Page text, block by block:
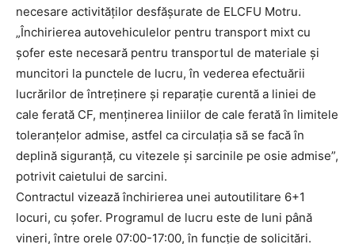
necesare activităților desfășurate de ELCFU Motru.
„Închirierea autovehiculelor pentru transport mixt cu
șofer este necesară pentru transportul de materiale și
muncitori la punctele de lucru, în vederea efectuării
lucrărilor de întreținere și reparație curentă a liniei de
cale ferată CF, menținerea liniilor de cale ferată în limitele
toleranțelor admise, astfel ca circulația să se facă în
deplină siguranță, cu vitezele și sarcinile pe osie admise”,
potrivit caietului de sarcini.
Contractul vizează închirierea unei autoutilitare 6+1
locuri, cu șofer. Programul de lucru este de luni până
vineri, între orele 07:00-17:00, în funcție de solicitări.